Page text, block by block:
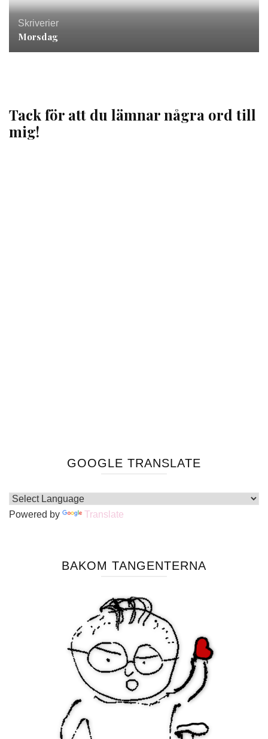
Skriverier
Morsdag
Tack för att du lämnar några ord till
mig!
GOOGLE TRANSLATE
Powered by Translate
BAKOM TANGENTERNA